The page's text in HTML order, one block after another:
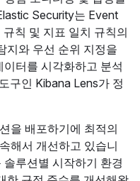
Security는 Event
칙 및 지표 일치 규칙의
지와 우선 순위 지정을
터를 시각화하고 분석
구인 Kibana Lens가 정
을 배포하기에 최적의
해서 개선하고 있습니
루션별 시작하기 환경